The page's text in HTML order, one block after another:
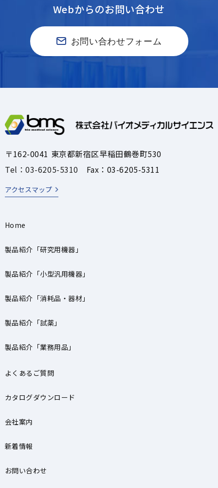
Webからのお問い合わせ
お問い合わせフォーム
〒162-0041 東京都新宿区早稲田鶴巻町530
Tel：03-6205-5310 Fax：03-6205-5311
アクセスマップ
Home
製品紹介「研究用機器」
製品紹介「小型汎用機器」
製品紹介「消耗品・器材」
製品紹介「試薬」
製品紹介「業務用品」
よくあるご質問
カタログダウンロード
会社案内
新着情報
お問い合わせ